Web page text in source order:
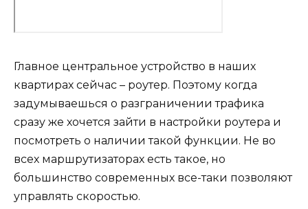
Главное центральное устройство в наших
квартирах сейчас – роутер. Поэтому когда
задумываешься о разграничении трафика
сразу же хочется зайти в настройки роутера и
посмотреть о наличии такой функции. Не во
всех маршрутизаторах есть такое, но
большинство современных все-таки позволяют
управлять скоростью.